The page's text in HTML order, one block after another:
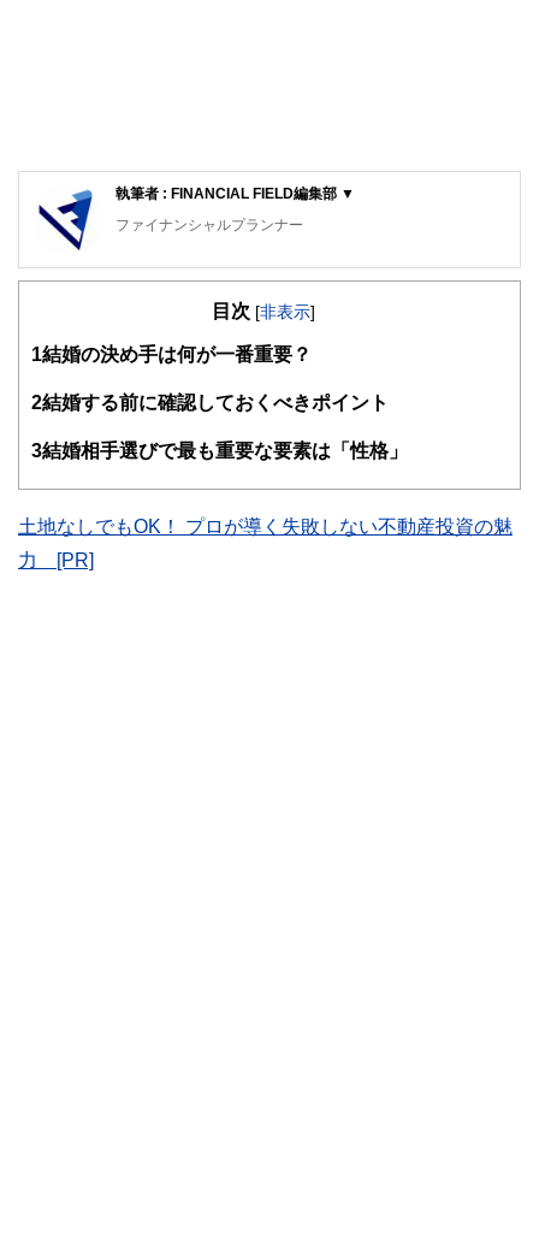
執筆者 : FINANCIAL FIELD編集部 ▼
ファイナンシャルプランナー
FinancialField編集部は、金融、経済に関する記事を、日々
知識がない方でも理解できるようわかりやすく発信していま
得者を中心に「お金や暮らし」に関する書籍・雑誌の編集経
験者で構成され、企画立案から記事掲載まですべての工程に
ドバイザー、DCプランナー、公認会計士、社会保険労務
目次 [非表示]
1 結婚の決め手は何が一番重要？
2結婚する前に確認しておくべきポイント
3結婚相手選びで最も重要な要素は「性格」
土地なしでもOK！ プロが導く失敗しない不動産投資の魅
力 [PR]